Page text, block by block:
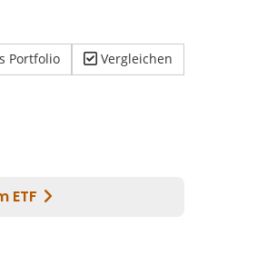
Portfolio Vergleichen